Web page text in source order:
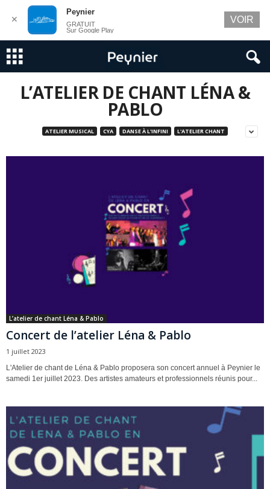
L’ATELIER DE CHANT LÉNA &
PABLO
ATELIER MUSICAL CYA DANSE À L'INFINI L'ATELIER CHANT
L’atelier de chant Léna & Pablo
Concert de l’atelier Léna & Pablo
1 juillet 2023
L'Atelier de chant de Léna & Pablo proposera son concert annuel à Peynier le
samedi 1er juillet 2023. Des artistes amateurs et professionnels réunis pour...
✕
Peynier
GRATUIT
Sur Google Play
VOIR